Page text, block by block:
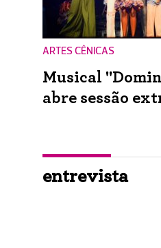
ARTES CÊNICAS
Musical
abre sessão
entrevista